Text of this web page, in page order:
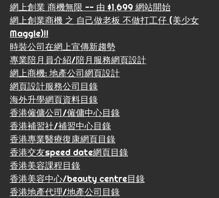
網上創業 商機無限 -- 由 $1,699 網站開始
網上創業商機 之 自己做老板 不做打工仔 (美少女
Maggie)!!
時裝公司在網上宣傳新趨勢
專業陪月員介紹/陪月服務網頁設計
網上商機: 地產公司網頁設計
網頁設計服務公司目錄
海外升學網頁資料目錄
香港僱傭公司/僱傭中心目錄
香港補習社/補習中心目錄
香港專業醫療復康網頁目錄
香港交友speed date網頁目錄
香港美容課程目錄
香港美容中心/beauty centre目錄
香港地產代理/地產公司目錄